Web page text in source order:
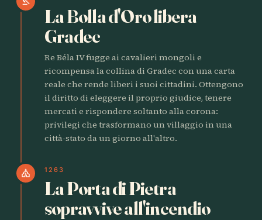
La Bolla d'Oro libera
Gradec
Re Béla IV fugge ai cavalieri mongoli e
ricompensa la collina di Gradec con una carta
reale che rende liberi i suoi cittadini. Ottengono
il diritto di eleggere il proprio giudice, tenere
mercati e rispondere soltanto alla corona:
privilegi che trasformano un villaggio in una
città-stato da un giorno all'altro.
church 1263
La Porta di Pietra
sopravvive all'incendio